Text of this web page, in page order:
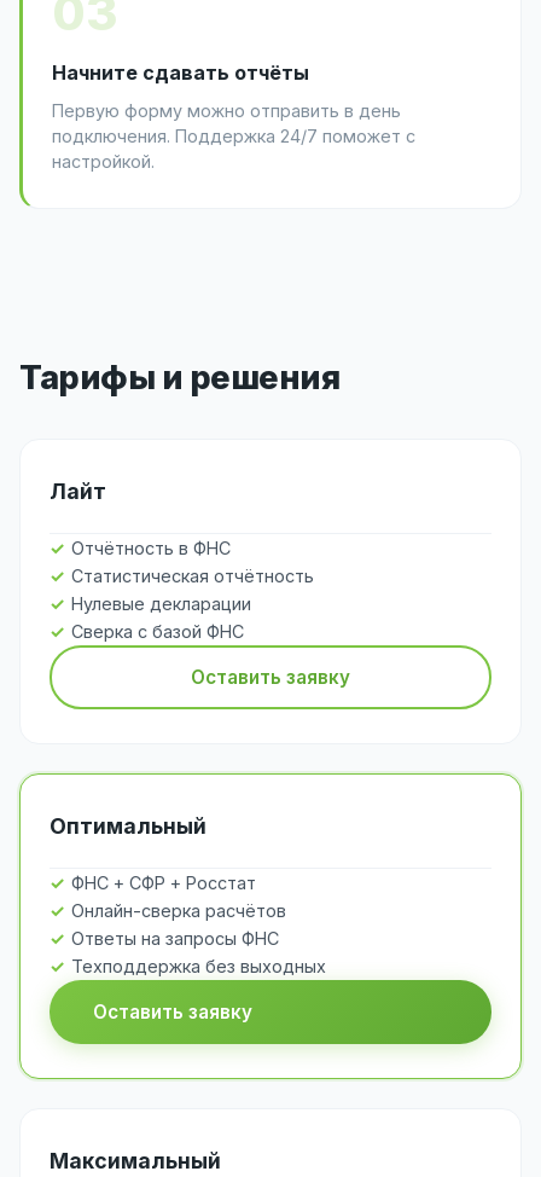
03
Начните сдавать отчёты
Первую форму можно отправить в день
подключения. Поддержка 24/7 поможет с
настройкой.
Тарифы и решения
Лайт
Отчётность в ФНС
Статистическая отчётность
Нулевые декларации
Сверка с базой ФНС
Оставить заявку
Оптимальный
ФНС + СФР + Росстат
Онлайн-сверка расчётов
Ответы на запросы ФНС
Техподдержка без выходных
Оставить заявку
Максимальный